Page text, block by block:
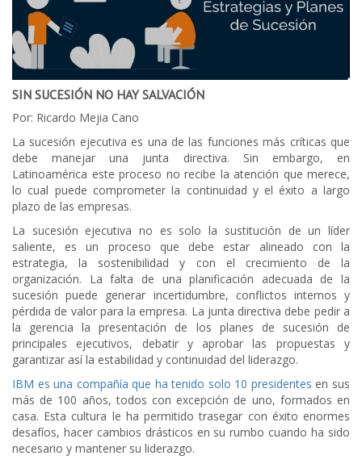
SIN SUCESIÓN NO HAY SALVACIÓN
Por: Ricardo Mejia Cano
La sucesión ejecutiva es una de las funciones más críticas que
debe manejar una junta directiva. Sin embargo, en
Latinoamérica este proceso no recibe la atención que merece,
lo cual puede comprometer la continuidad y el éxito a largo
plazo de las empresas.
La sucesión ejecutiva no es solo la sustitución de un líder
saliente, es un proceso que debe estar alineado con la
estrategia, la sostenibilidad y con el crecimiento de la
organización. La falta de una planificación adecuada de la
sucesión puede generar incertidumbre, conflictos internos y
pérdida de valor para la empresa. La junta directiva debe pedir a
la gerencia la presentación de los planes de sucesión de
principales ejecutivos, debatir y aprobar las propuestas y
garantizar así la estabilidad y continuidad del liderazgo.
IBM es una compañía que ha tenido solo 10 presidentes en sus
más de 100 años, todos con excepción de uno, formados en
casa. Esta cultura le ha permitido trasegar con éxito enormes
desafíos, hacer cambios drásticos en su rumbo cuando ha sido
necesario y mantener su liderazgo.